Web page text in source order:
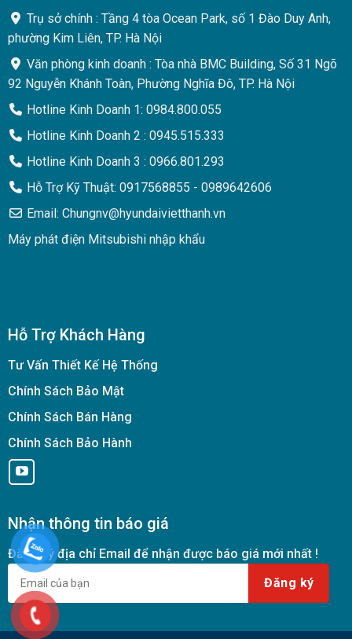
Trụ sở chính : Tầng 4 tòa Ocean Park, số 1 Đào Duy Anh,
phường Kim Liên, TP. Hà Nội
Văn phòng kinh doanh : Tòa nhà BMC Building, Số 31 Ngõ
92 Nguyễn Khánh Toàn, Phường Nghĩa Đô, TP. Hà Nội
Hotline Kinh Doanh 1: 0984.800.055
Hotline Kinh Doanh 2 : 0945.515.333
Hotline Kinh Doanh 3 : 0966.801.293
Hỗ Trợ Kỹ Thuật: 0917568855 - 0989642606
Email: Chungnv@hyundaivietthanh.vn
Máy phát điện Mitsubishi nhập khẩu
Hỗ Trợ Khách Hàng
Tư Vấn Thiết Kế Hệ Thống
Chính Sách Bảo Mật
Chính Sách Bán Hàng
Chính Sách Bảo Hành
Nhận thông tin báo giá
Đăng ký địa chỉ Email để nhận được báo giá mới nhất !